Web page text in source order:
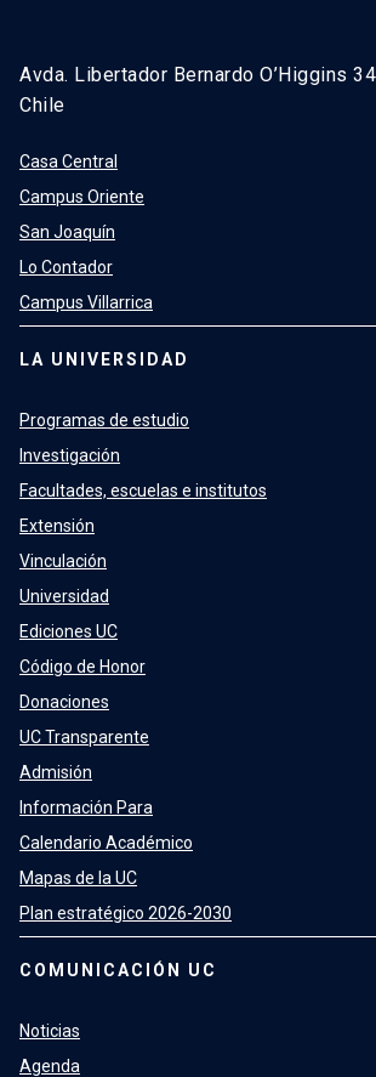
Avda. Libertador Bernardo O’Higgins
Chile
Casa Central
Campus Oriente
San Joaquín
Lo Contador
Campus Villarrica
LA UNIVERSIDAD
Programas de estudio
Investigación
Facultades, escuelas e institutos
Extensión
Vinculación
Universidad
Ediciones UC
Código de Honor
Donaciones
UC Transparente
Admisión
Información Para
Calendario Académico
Mapas de la UC
Plan estratégico 2026-2030
COMUNICACIÓN UC
Noticias
Agenda